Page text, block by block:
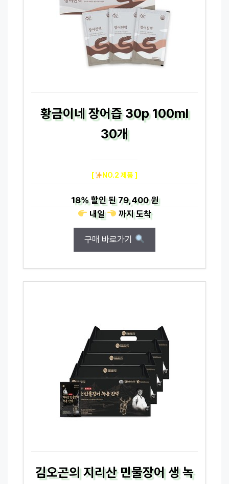
황금이네 장어즙 30p 100ml
30개
[ NO.2 제품 ]
18%할인 된79,400 원
내일
까지도착
구매 바로가기
김오곤의 지리산 민물장어 생 녹